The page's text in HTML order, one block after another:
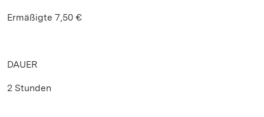
Ermäßigte 7,50 €
DAUER
2 Stunden